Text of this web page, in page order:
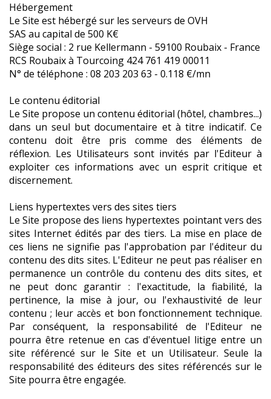
Hébergement
Le Site est hébergé sur les serveurs de OVH
SAS au capital de 500 K€
Siège social : 2 rue Kellermann - 59100 Roubaix - France
RCS Roubaix à Tourcoing 424 761 419 00011
N° de téléphone : 08 203 203 63 - 0.118 €/mn
Le contenu éditorial
Le Site propose un contenu éditorial (hôtel, chambres...)
dans un seul but documentaire et à titre indicatif. Ce
contenu doit être pris comme des éléments de
réflexion. Les Utilisateurs sont invités par l'Editeur à
exploiter ces informations avec un esprit critique et
discernement.
Liens hypertextes vers des sites tiers
Le Site propose des liens hypertextes pointant vers des
sites Internet édités par des tiers. La mise en place de
ces liens ne signifie pas l'approbation par l'éditeur du
contenu des dits sites. L'Editeur ne peut pas réaliser en
permanence un contrôle du contenu des dits sites, et
ne peut donc garantir : l'exactitude, la fiabilité, la
pertinence, la mise à jour, ou l'exhaustivité de leur
contenu ; leur accès et bon fonctionnement technique.
Par conséquent, la responsabilité de l'Editeur ne
pourra être retenue en cas d'éventuel litige entre un
site référencé sur le Site et un Utilisateur. Seule la
responsabilité des éditeurs des sites référencés sur le
Site pourra être engagée.